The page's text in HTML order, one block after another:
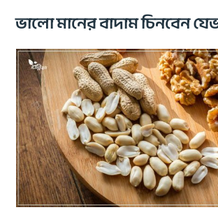
ভালো মানের বাদাম চিনবেন